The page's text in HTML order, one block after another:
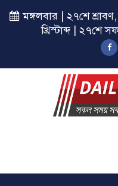
মঙ্গলবার | ২৭শে
খ্রিস্টাব্দ | ২৭শে